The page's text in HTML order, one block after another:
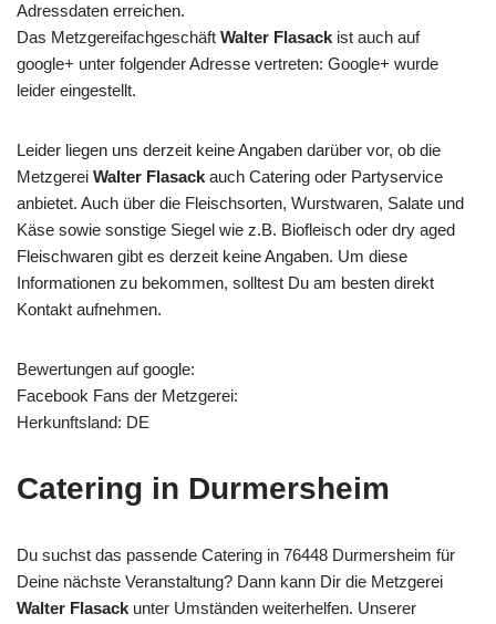
Adressdaten erreichen.
Das Metzgereifachgeschäft Walter Flasack ist auch auf
google+ unter folgender Adresse vertreten: Google+ wurde
leider eingestellt.
Leider liegen uns derzeit keine Angaben darüber vor, ob die
Metzgerei Walter Flasack auch Catering oder Partyservice
anbietet. Auch über die Fleischsorten, Wurstwaren, Salate und
Käse sowie sonstige Siegel wie z.B. Biofleisch oder dry aged
Fleischwaren gibt es derzeit keine Angaben. Um diese
Informationen zu bekommen, solltest Du am besten direkt
Kontakt aufnehmen.
Bewertungen auf google:
Facebook Fans der Metzgerei:
Herkunftsland: DE
Catering in Durmersheim
Du suchst das passende Catering in 76448 Durmersheim für
Deine nächste Veranstaltung? Dann kann Dir die Metzgerei
Walter Flasack unter Umständen weiterhelfen. Unserer